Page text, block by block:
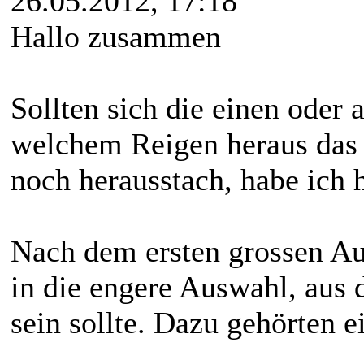
Hallo zusammen
Sollten sich die einen oder
welchem Reigen heraus
noch herausstach, habe
Nach dem ersten grossen
in die engere Auswahl, aus
sein sollte. Dazu gehörten